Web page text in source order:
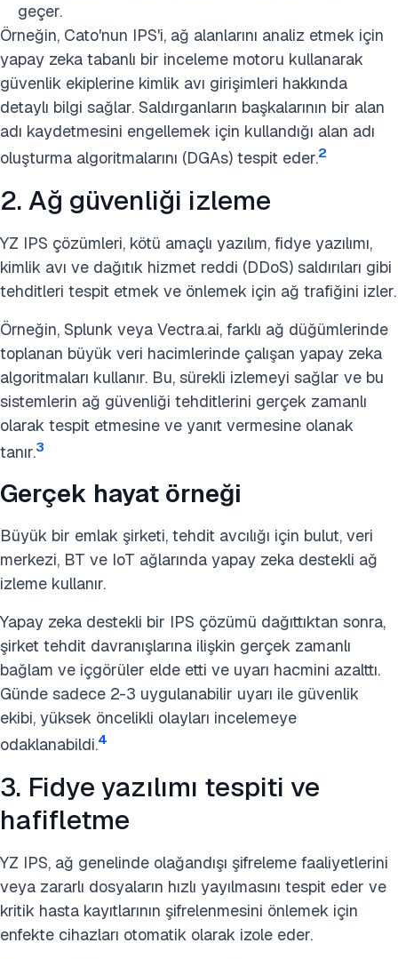
geçer.
Örneğin, Cato'nun IPS'i, ağ alanlarını analiz etmek için
yapay zeka tabanlı bir inceleme motoru kullanarak
güvenlik ekiplerine kimlik avı girişimleri hakkında
detaylı bilgi sağlar. Saldırganların başkalarının bir alan
adı kaydetmesini engellemek için kullandığı alan adı
oluşturma algoritmalarını (DGAs) tespit eder.2
2. Ağ güvenliği izleme
YZ IPS çözümleri, kötü amaçlı yazılım, fidye yazılımı,
kimlik avı ve dağıtık hizmet reddi (DDoS) saldırıları gibi
tehditleri tespit etmek ve önlemek için ağ trafiğini izler.
Örneğin, Splunk veya Vectra.ai, farklı ağ düğümlerinde
toplanan büyük veri hacimlerinde çalışan yapay zeka
algoritmaları kullanır. Bu, sürekli izlemeyi sağlar ve bu
sistemlerin ağ güvenliği tehditlerini gerçek zamanlı
olarak tespit etmesine ve yanıt vermesine olanak
tanır.3
Gerçek hayat örneği
Büyük bir emlak şirketi, tehdit avcılığı için bulut, veri
merkezi, BT ve IoT ağlarında yapay zeka destekli ağ
izleme kullanır.
Yapay zeka destekli bir IPS çözümü dağıttıktan sonra,
şirket tehdit davranışlarına ilişkin gerçek zamanlı
bağlam ve içgörüler elde etti ve uyarı hacmini azalttı.
Günde sadece 2-3 uygulanabilir uyarı ile güvenlik
ekibi, yüksek öncelikli olayları incelemeye
odaklanabildi.4
3. Fidye yazılımı tespiti ve
hafifletme
YZ IPS, ağ genelinde olağandışı şifreleme faaliyetlerini
veya zararlı dosyaların hızlı yayılmasını tespit eder ve
kritik hasta kayıtlarının şifrelenmesini önlemek için
enfekte cihazları otomatik olarak izole eder.